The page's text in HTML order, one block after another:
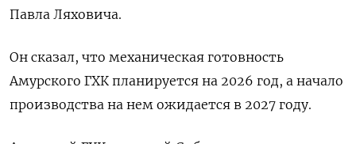
Павла Ляховича.
Он сказал, что механическая готовность
Амурского ГХК планируется на 2026 год, а начало
производства на нем ожидается в 2027 году.